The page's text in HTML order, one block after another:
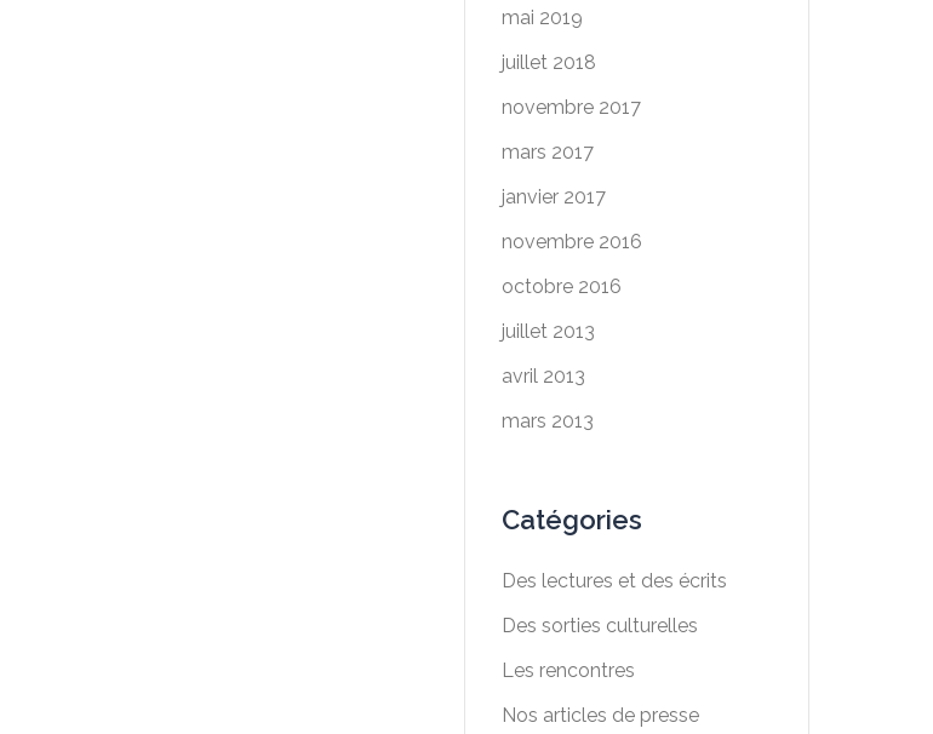
mai 2019
juillet 2018
novembre 2017
mars 2017
janvier 2017
novembre 2016
octobre 2016
juillet 2013
avril 2013
mars 2013
Catégories
Des lectures et des écrits
Des sorties culturelles
Les rencontres
Nos articles de presse